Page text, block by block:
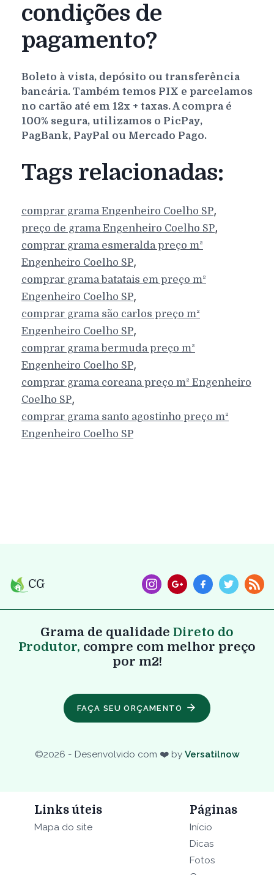
condições de
pagamento?
Boleto à vista, depósito ou transferência
bancária. Também temos PIX e parcelamos
no cartão até em 12x + taxas. A compra é
100% segura, utilizamos o PicPay,
PagBank, PayPal ou Mercado Pago.
Tags relacionadas:
comprar gramaEngenheiro Coelho SP,
preço de gramaEngenheiro Coelho SP,
comprar grama esmeralda preço m²
Engenheiro Coelho SP,
comprar grama batatais em preço m²
Engenheiro Coelho SP,
comprar grama são carlos preço m²
Engenheiro Coelho SP,
comprar grama bermuda preço m²
Engenheiro Coelho SP,
comprar grama coreana preço m² Engenheiro
Coelho SP,
comprar grama santo agostinho preço m²
Engenheiro Coelho SP
CG
Grama de qualidade Direto do
Produtor, compre com melhor preço
por m2!
FAÇA SEU ORÇAMENTO
©2026 - Desenvolvido com ❤️ by Versatilnow
Links úteis
Mapa do site
Páginas
Início
Dicas
Fotos